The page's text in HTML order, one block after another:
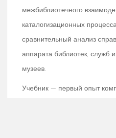
межбиблиотечного
каталогизационных
сравнительный анализ
аппарата библиотек, служб
музеев.
Учебник — первый опыт